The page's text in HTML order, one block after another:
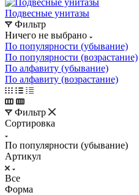
Подвесные унитазы
Фильтр
Ничего не выбрано
По популярности (убывание)
По популярности (возрастание)
По алфавиту (убывание)
По алфавиту (возрастание)
Фильтр
Сортировка
По популярности (убывание)
Артикул
Все
Форма